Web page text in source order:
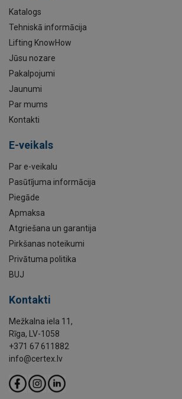
Katalogs
Tehniskā informācija
Lifting KnowHow
Jūsu nozare
Pakalpojumi
Jaunumi
Par mums
Kontakti
E-veikals
Par e-veikalu
Pasūtījuma informācija
Piegāde
Apmaksa
Atgriešana un garantija
Pirkšanas noteikumi
Privātuma politika
BUJ
Kontakti
Mežkalna iela 11,
Rīga, LV-1058
+371 67 611882
info@certex.lv